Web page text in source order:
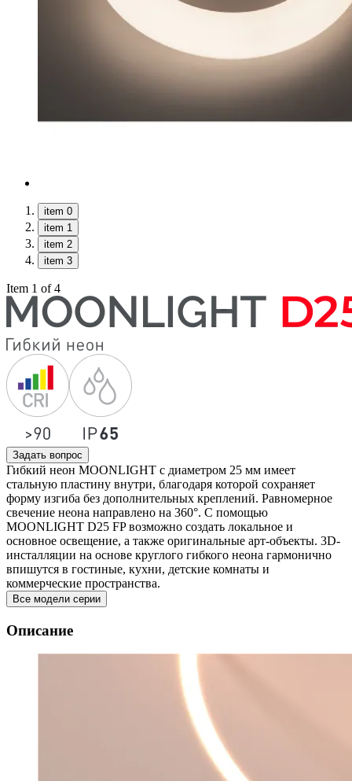
item 0
item 1
item 2
item 3
Item 1 of 4
Задать вопрос
Гибкий неон MOONLIGHT с диаметром 25 мм имеет
стальную пластину внутри, благодаря которой сохраняет
форму изгиба без дополнительных креплений. Равномерное
свечение неона направлено на 360°. С помощью
MOONLIGHT D25 FP возможно создать локальное и
основное освещение, а также оригинальные арт-объекты. 3D-
инсталляции на основе круглого гибкого неона гармонично
впишутся в гостиные, кухни, детские комнаты и
коммерческие пространства.
Все модели серии
Описание